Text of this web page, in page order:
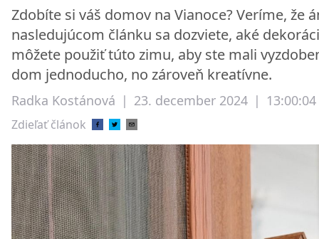
Zdobíte si váš domov na Vianoce? Veríme, že
nasledujúcom článku sa dozviete, aké
môžete použiť túto zimu, aby ste mali
dom jednoducho, no zároveň kreatívne.
Radka Kostánová | 23. december 2024 | 13:00:04
Zdieľať článok